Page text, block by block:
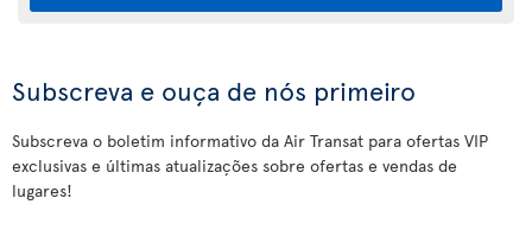
Subscreva e ouça de nós primeiro
Subscreva o boletim informativo da Air Transat para ofertas VIP
exclusivas e últimas atualizações sobre ofertas e vendas de
lugares!